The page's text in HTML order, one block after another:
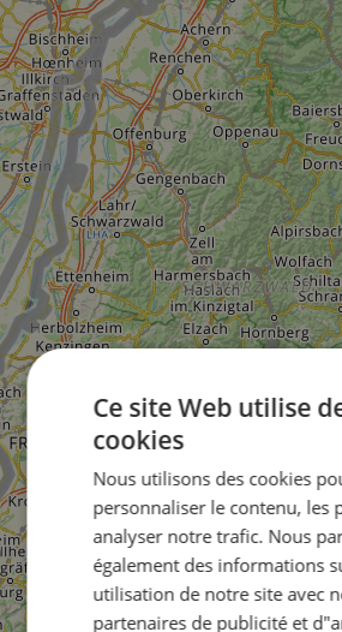
Ce site Web utilise
cookies
Nous utilisons des cookies
personnaliser le contenu, les
analyser notre trafic. Nous
également des informations
utilisation de notre site avec
partenaires de publicité et